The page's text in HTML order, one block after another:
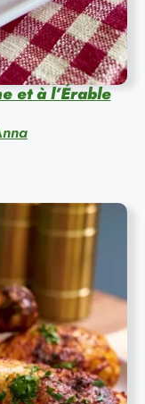
et à l’Érable